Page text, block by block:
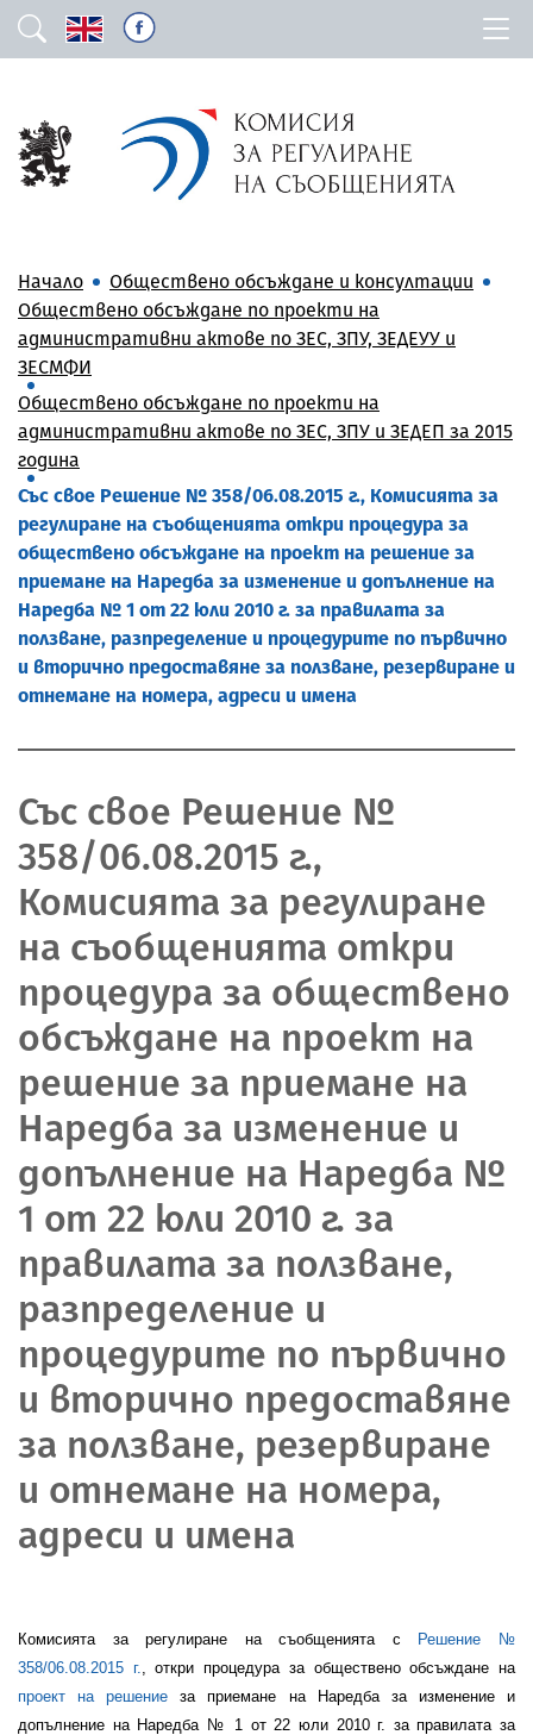
Начало
Обществено обсъждане и консултации
Обществено обсъждане по проекти на
административни актове по ЗЕС, ЗПУ, ЗЕДЕУУ и
ЗЕСМФИ
Обществено обсъждане по проекти на
административни актове по ЗЕС, ЗПУ и ЗЕДЕП за 2015
година
Със свое Решение № 358/06.08.2015 г., Комисията за
регулиране на съобщенията откри процедура за
обществено обсъждане на проект на решение за
приемане на Наредба за изменение и допълнение на
Наредба № 1 от 22 юли 2010 г. за правилата за
ползване, разпределение и процедурите по първично
и вторично предоставяне за ползване, резервиране и
отнемане на номера, адреси и имена
Със свое Решение №
358/06.08.2015 г.,
Комисията за регулиране
на съобщенията откри
процедура за обществено
обсъждане на проект на
решение за приемане на
Наредба за изменение и
допълнение на Наредба №
1 от 22 юли 2010 г. за
правилата за ползване,
разпределение и
процедурите по първично
и вторично предоставяне
за ползване, резервиране
и отнемане на номера,
адреси и имена
Комисията за регулиране на съобщенията с
Решение №
358/06.08.2015 г.
, откри процедура за обществено обсъждане на
проект на решение за приемане на Наредба за изменение и
допълнение на Наредба № 1 от 22 юли 2010 г. за правилата за